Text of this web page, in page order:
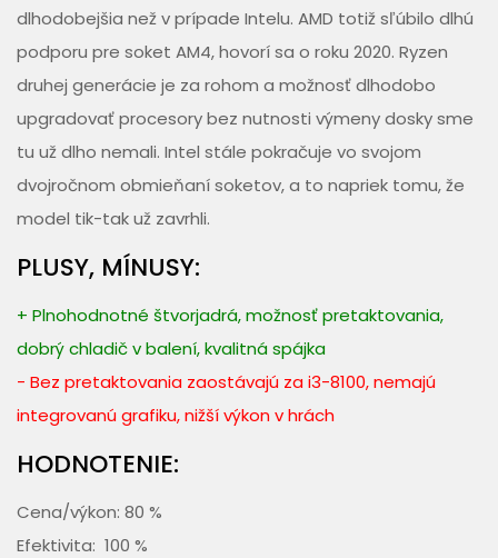
dlhodobejšia než v prípade Intelu. AMD totiž sľúbilo dlhú
podporu pre soket AM4, hovorí sa o roku 2020. Ryzen
druhej generácie je za rohom a možnosť dlhodobo
upgradovať procesory bez nutnosti výmeny dosky sme
tu už dlho nemali. Intel stále pokračuje vo svojom
dvojročnom obmieňaní soketov, a to napriek tomu, že
model tik-tak už zavrhli.
PLUSY, MÍNUSY:
+ Plnohodnotné štvorjadrá, možnosť pretaktovania,
dobrý chladič v balení, kvalitná spájka
- Bez pretaktovania zaostávajú za i3-8100, nemajú
integrovanú grafiku, nižší výkon v hrách
HODNOTENIE:
Cena/výkon: 80 %
Efektivita: 100 %